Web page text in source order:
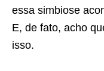
essa simbiose
E, de fato, acho
isso.